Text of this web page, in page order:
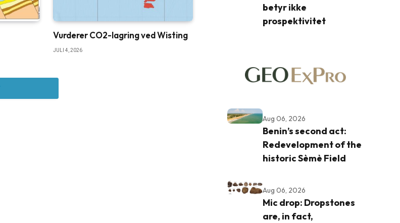
Vurderer CO2-lagring ved Wisting
JULI 4, 2026
betyr ikke
prospektivitet
Aug 06, 2026
Benin’s second act:
Redevelopment of the
historic Sèmè Field
Aug 06, 2026
Mic drop: Dropstones
are, in fact,